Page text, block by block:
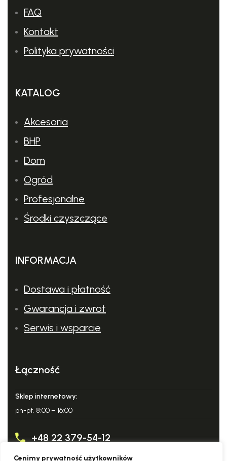
Cenimy prywatność użytkowników
FAQ
Kontakt
Polityka prywatności
KATALOG
Akcesoria
BHP
Dom
Ogród
Profesjonalne
Środki czyszczące
INFORMACJA
Dostawa i płatność
Gwarancja i zwrot
Serwis i wsparcie
Łączność
Sklep internetowy:
pn-pt. 8:00 – 16:00
+48 22 379-54-12